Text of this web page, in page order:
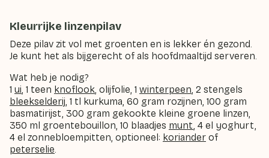
Kleurrijke linzenpilav
Deze pilav zit vol met groenten en is lekker én gezond.
Je kunt het als bijgerecht of als hoofdmaaltijd serveren.
Wat heb je nodig?
1 ui, 1 teen knoflook, olijfolie, 1 winterpeen, 2 stengels
bleekselderij, 1 tl kurkuma, 60 gram rozijnen, 100 gram
basmatirijst, 300 gram gekookte kleine groene linzen,
350 ml groentebouillon, 10 blaadjes munt, 4 el yoghurt,
4 el zonnebloempitten, optioneel: koriander of
peterselie.